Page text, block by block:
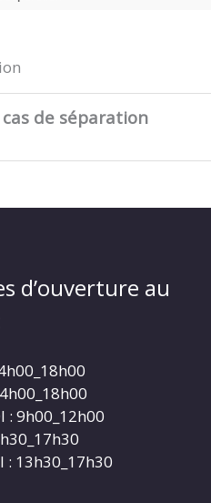
de séparation
d’ouverture au
: 9h00_12h00
: 13h30_17h30